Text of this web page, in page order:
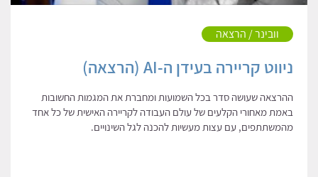
וובינר / הרצאה
ניווט קריירה בעידן ה-AI (הרצאה)
ההרצאה שעושה סדר בכל השמועות ומחברת את המגמות החשובות
באמת מאחורי הקלעים של עולם העבודה לקריירה האישית של כל אחד
מהמשתתפים, עם עצות מעשיות להכנה לגל השינויים.